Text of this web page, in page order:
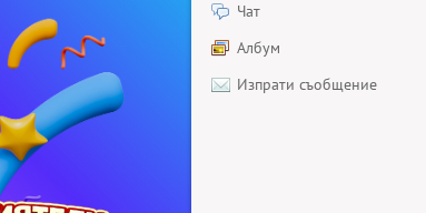
Чат
Албум
Изпрати съобщение